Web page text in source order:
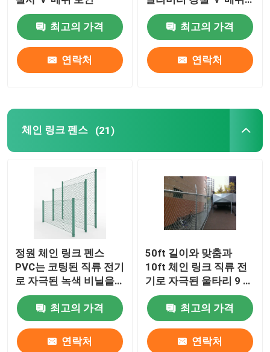
최고의 가격
연락처
패널
최고의 가격
연락처
체인 링크 펜스 (21)
정원 체인 링크 펜스
PVC는 코팅된 직류 전기
로 자극된 녹색 비닐을
코팅했습니다
최고의 가격
연락처
50ft 길이와 맞춤과
10ft 체인 링크 직류 전
기로 자극된 울타리 9 계
측기 2 "
최고의 가격
연락처